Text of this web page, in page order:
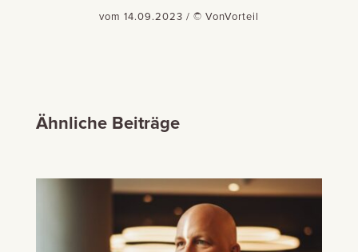
vom 14.09.2023 / © VonVorteil
Ähnliche Beiträge